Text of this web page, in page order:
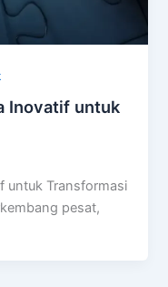
Inovatif untuk
untuk Transformasi
pesat,